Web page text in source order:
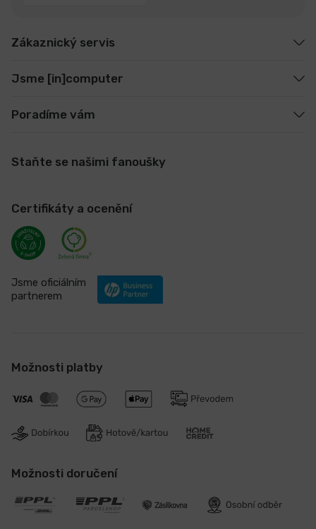
Zákaznický servis
Jsme [in]computer
Poradíme vám
Staňte se našimi fanoušky
Certifikáty a ocenění
Jsme oficiálním
partnerem
Možnosti platby
Možnosti doručení